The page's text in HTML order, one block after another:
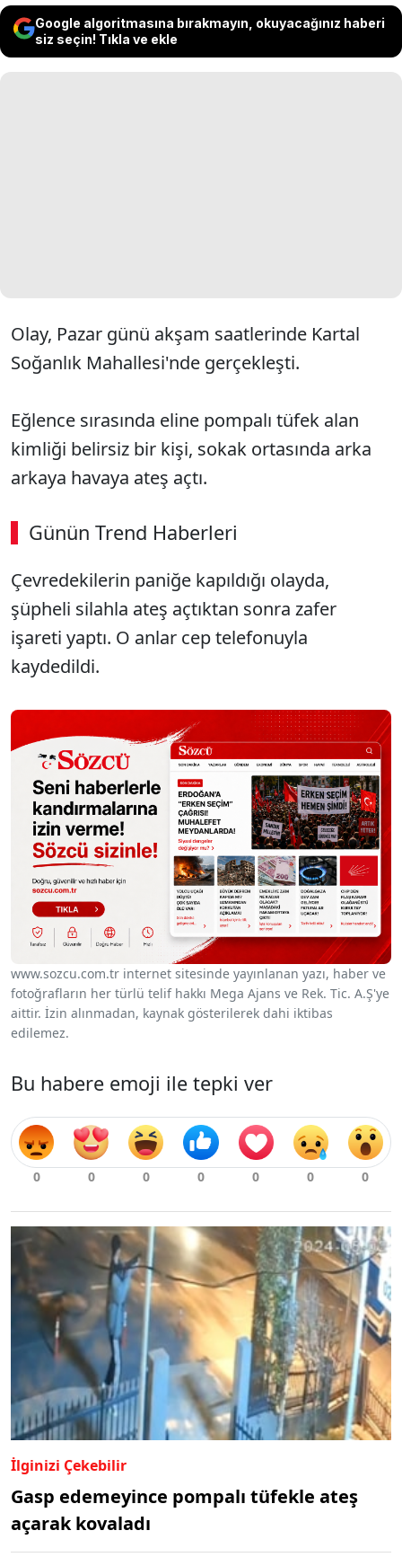
Google algoritmasına bırakmayın, okuyacağınız haberi
siz seçin! Tıkla ve ekle
Olay, Pazar günü akşam saatlerinde Kartal
Soğanlık Mahallesi'nde gerçekleşti.
Eğlence sırasında eline pompalı tüfek alan
kimliği belirsiz bir kişi, sokak ortasında arka
arkaya havaya ateş açtı.
Günün Trend Haberleri
00:02 / 08:43
Çevredekilerin paniğe kapıldığı olayda,
şüpheli silahla ateş açtıktan sonra zafer
işareti yaptı. O anlar cep telefonuyla
kaydedildi.
www.sozcu.com.tr internet sitesinde yayınlanan yazı, haber ve
fotoğrafların her türlü telif hakkı Mega Ajans ve Rek. Tic. A.Ş'ye
aittir. İzin alınmadan, kaynak gösterilerek dahi iktibas
edilemez.
Bu habere emoji ile tepki ver
İlginizi Çekebilir
Gasp edemeyince pompalı tüfekle ateş
açarak kovaladı